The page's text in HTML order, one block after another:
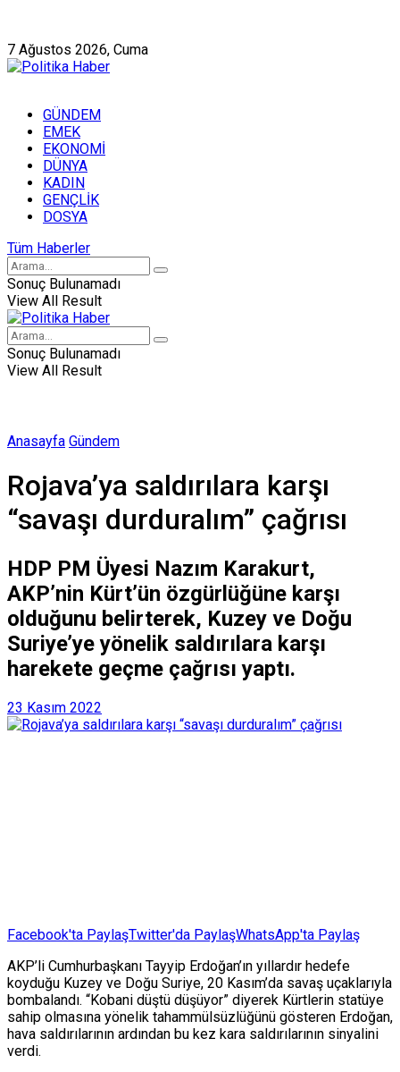
7 Ağustos 2026, Cuma
GÜNDEM
EMEK
EKONOMİ
DÜNYA
KADIN
GENÇLİK
DOSYA
Tüm Haberler
Sonuç Bulunamadı
View All Result
Sonuç Bulunamadı
View All Result
Anasayfa Gündem
Rojava’ya saldırılara karşı
“savaşı durduralım” çağrısı
HDP PM Üyesi Nazım Karakurt,
AKP’nin Kürt’ün özgürlüğüne karşı
olduğunu belirterek, Kuzey ve Doğu
Suriye’ye yönelik saldırılara karşı
harekete geçme çağrısı yaptı.
23 Kasım 2022
Facebook'ta PaylaşTwitter'da PaylaşWhatsApp'ta Paylaş
AKP’li Cumhurbaşkanı Tayyip Erdoğan’ın yıllardır hedefe
koyduğu Kuzey ve Doğu Suriye, 20 Kasım’da savaş uçaklarıyla
bombalandı. “Kobani düştü düşüyor” diyerek Kürtlerin statüye
sahip olmasına yönelik tahammülsüzlüğünü gösteren Erdoğan,
hava saldırılarının ardından bu kez kara saldırılarının sinyalini
verdi.